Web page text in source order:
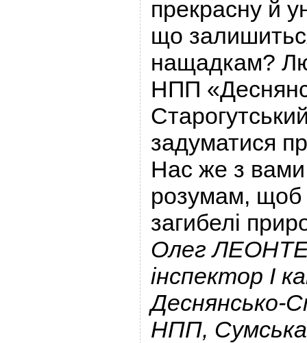
прекрасну й
що
нащадкам?
НПП
задуматися
Нас же з вами
розумам, щоб
загибелі
Олег
інспектор І
Деснянсько-
НПП,